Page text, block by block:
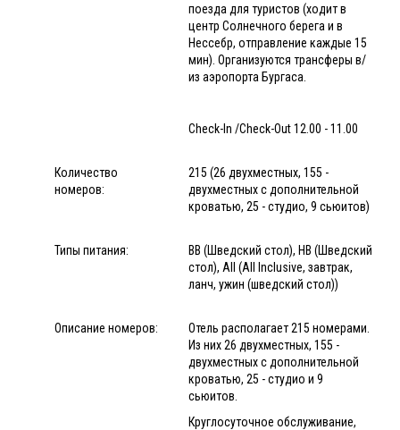
поезда для туристов (ходит в
центр Солнечного берега и в
Нессебр, отправление каждые 15
мин). Организуются трансферы в/
из аэропорта Бургаса.
Check-In /Check-Out 12.00 - 11.00
Количество
номеров:
215 (26 двухместных, 155 -
двухместных с дополнительной
кроватью, 25 - студио, 9 сьюитов)
Типы питания:
BB (Шведский стол), HB (Шведский
стол), All (All Inclusive, завтрак,
ланч, ужин (шведский стол))
Описание номеров:
Отель располагает 215 номерами.
Из них 26 двухместных, 155 -
двухместных с дополнительной
кроватью, 25 - студио и 9
сьюитов.
Круглосуточное обслуживание,